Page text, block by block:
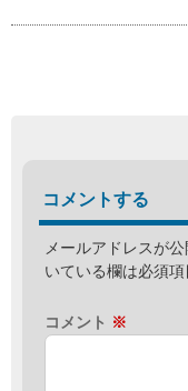
コメントする
メールアドレスが
いている欄は必須項
コメント ※